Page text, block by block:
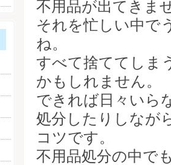
不用品が出てきま
それを忙しい中で
ね。
すべて捨ててしま
かもしれません。
できれば日々いら
処分したりしなが
コツです。
不用品処分の中で